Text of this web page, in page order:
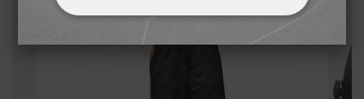
ΑΠΟΛΎΤΩΣ ΑΠΑΡΑΊΤΗΤΑ
ΑΠΌΔΟΣΗΣ ΣΤΌΧΕΥΣΗΣ